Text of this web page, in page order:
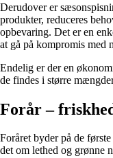
Derudover er
produkter, reduceres
opbevaring. Det er en
at gå på kompromis med
Endelig er der en
de findes i større
Forår –
Foråret byder på de
det om lethed og grønne